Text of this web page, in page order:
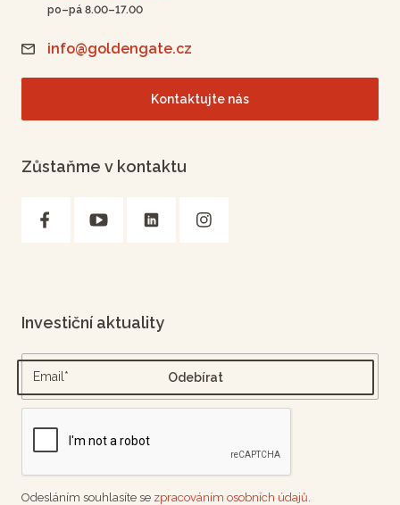
po–pá 8.00–17.00
info@goldengate.cz
Kontaktujte nás
Zůstaňme v kontaktu
Investiční aktuality
Odesláním souhlasíte se zpracováním osobních údajů.